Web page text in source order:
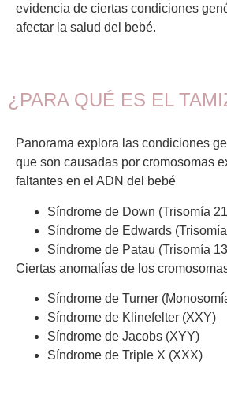
evidencia de ciertas condiciones
afectar la salud del bebé.
¿PARA QUÉ ES EL
Panorama explora las condiciones
que son causadas por cromosomas
faltantes en el ADN del bebé
Síndrome de Down (Trisomía
Síndrome de Edwards
Síndrome de Patau (Trisomía
Ciertas anomalías de los
Síndrome de Turner
Síndrome de Klinefelter (XXY)
Síndrome de Jacobs (XYY)
Síndrome de Triple X (XXX)